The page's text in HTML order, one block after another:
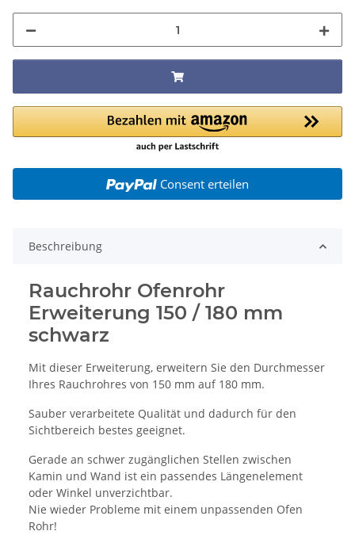
Consent erteilen
Beschreibung
Rauchrohr Ofenrohr
Erweiterung 150 / 180 mm
schwarz
Mit dieser Erweiterung, erweitern Sie den Durchmesser
Ihres Rauchrohres von 150 mm auf 180 mm.
Sauber verarbeitete Qualität und dadurch für den
Sichtbereich bestes geeignet.
Gerade an schwer zugänglichen Stellen zwischen
Kamin und Wand ist ein passendes Längenelement
oder Winkel unverzichtbar.
Nie wieder Probleme mit einem unpassenden Ofen
Rohr!